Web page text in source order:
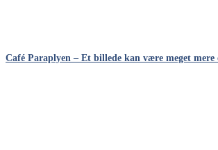
Café Paraplyen – Et billede kan være meget